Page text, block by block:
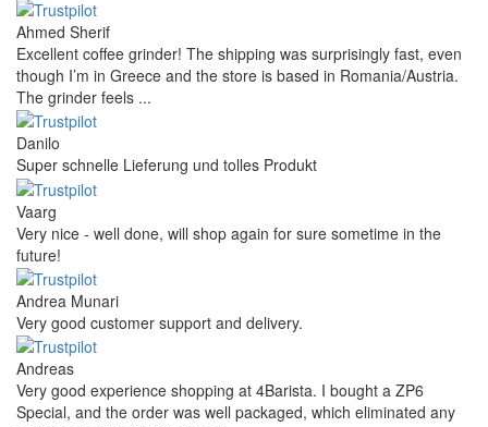
Ahmed Sherif
Excellent coffee grinder! The shipping was surprisingly fast, even
though I’m in Greece and the store is based in Romania/Austria.
The grinder feels ...
Danilo
Super schnelle Lieferung und tolles Produkt
Vaarg
Very nice - well done, will shop again for sure sometime in the
future!
Andrea Munari
Very good customer support and delivery.
Andreas
Very good experience shopping at 4Barista. I bought a ZP6
Special, and the order was well packaged, which eliminated any